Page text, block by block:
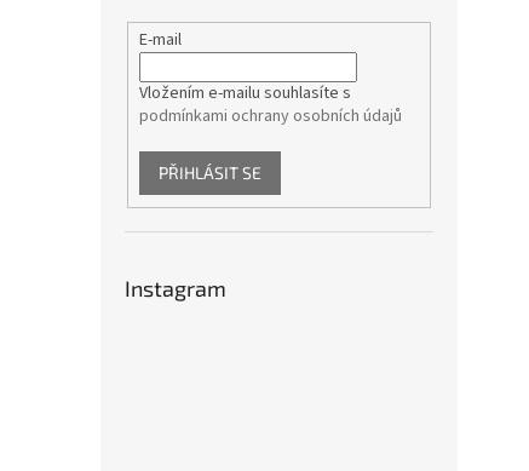
E-mail
Vložením e-mailu souhlasíte s
podmínkami ochrany osobních údajů
PŘIHLÁSIT SE
Instagram